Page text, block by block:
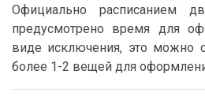
Официально расписанием
предусмотрено время для
виде исключения, это можно
более 1-2 вещей для